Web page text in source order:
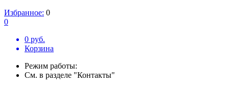
Избранное: 0
0
0 руб.
Корзина
Режим работы:
См. в разделе "Контакты"